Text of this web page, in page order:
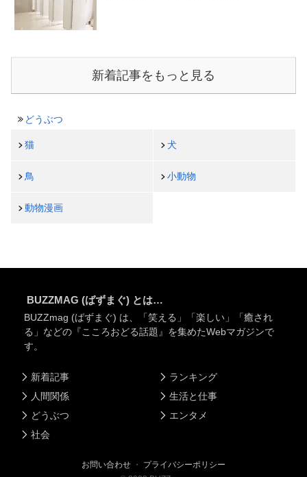
新着記事をもっと見る
どうぶつ
猫 犬
鳥 小動物
動物漫画
BUZZMAG (ばずまぐ) とは…
BUZZmag (ばずまぐ) は、「笑える」「楽しい」「癒され
る」などの『こころおどる話題』を集めたWebマガジンで
す。
新着記事
人間関係
どうぶつ
社会
ランキング
生活と仕事
エンタメ
お問い合わせ ・ プライバシーポリシー